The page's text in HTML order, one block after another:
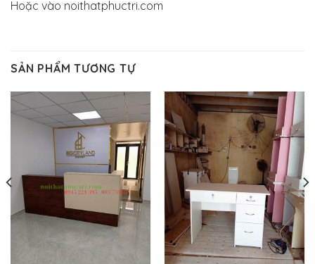
Hoặc vào noithatphuctri.com
SẢN PHẨM TƯƠNG TỰ